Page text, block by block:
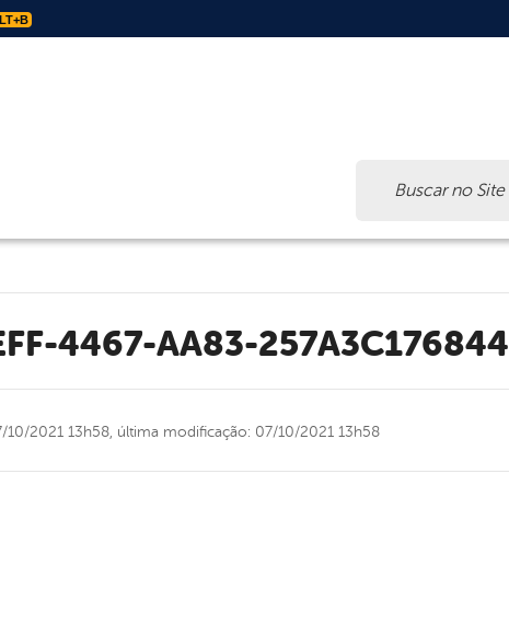
4467-AA83-257A3C176844
10/2021 13h58, última modificação: 07/10/2021 13h58